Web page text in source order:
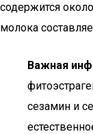
содержится
молока
Важная
сезамин и